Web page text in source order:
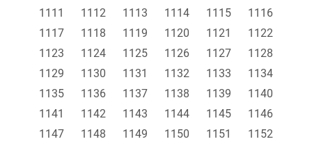
1111
1112 1113 1114 1115
1116
1117
1118 1119 1120 1121
1122
1123
1124 1125 1126 1127
1128
1129
1130 1131 1132 1133
1134
1135
1136 1137 1138 1139
1140
1141
1142 1143 1144 1145
1146
1147
1148 1149 1150 1151 1152